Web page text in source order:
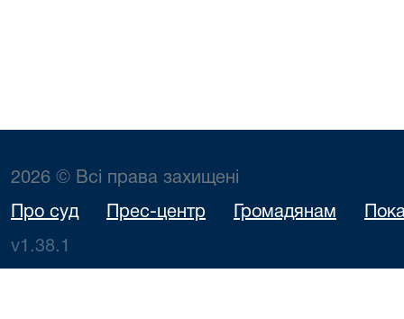
2026 © Всі права захищені
Про суд Прес-центр Громадянам
v1.38.1